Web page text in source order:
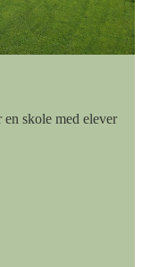
skole med elever